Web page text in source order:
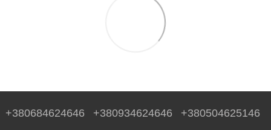
+380684624646 +380934624646 +380504625146